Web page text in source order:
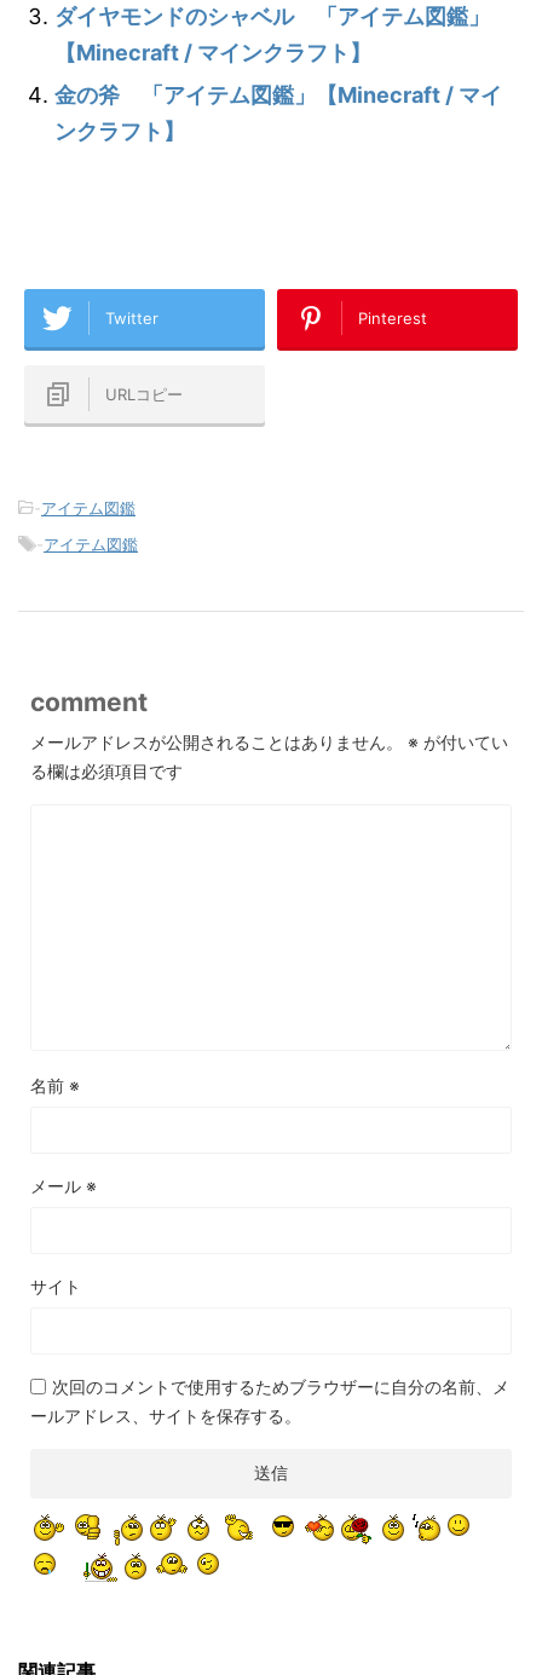
ダイヤモンドのシャベル 「アイテム図鑑」
【Minecraft / マインクラフト】
金の斧 「アイテム図鑑」【Minecraft / マイ
ンクラフト】
Twitter Pinterest
URLコピー
-アイテム図鑑
-アイテム図鑑
comment
メールアドレスが公開されることはありません。 ※ が付いてい
る欄は必須項目です
名前 ※
メール ※
サイト
次回のコメントで使用するためブラウザーに自分の名前、メ
ールアドレス、サイトを保存する。